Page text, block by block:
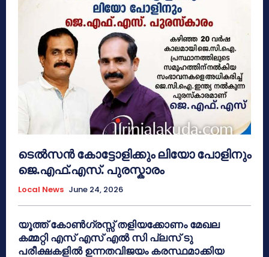
ടെൽസൻ കോട്ടോളിക്കും ലിയോ പോളിനും
ജെ.എഫ്.എസ്. പുരസ്കാരം
Local News June 24, 2026
യൂത്ത് കോൺഗ്രസ്സ് തളിയക്കോണം മേഖല
കമ്മറ്റി എസ് എസ് എൽ സി പ്ലസ് ടു
പരീക്ഷകളിൽ ഉന്നതവിജയം കരസ്ഥമാക്കിയ